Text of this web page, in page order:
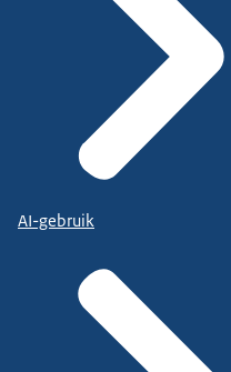
AI-gebruik